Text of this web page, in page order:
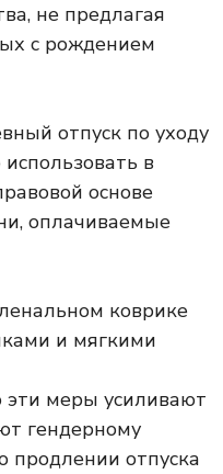
не предлагая
с рождением
отпуск по уходу
в
основе
оплачиваемые
эти меры усиливают
гендерному
продлении отпуска